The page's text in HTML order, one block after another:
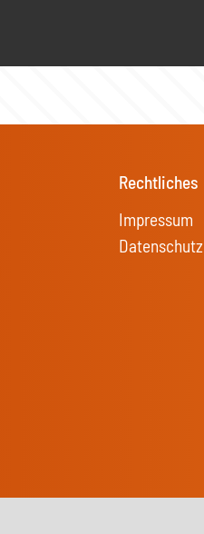
Rechtliches
Impressum
Datenschutz